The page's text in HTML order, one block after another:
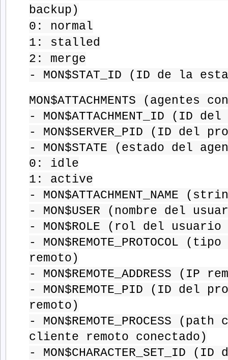
backup)
0: normal
1: stalled
2: merge
- MON$STAT_ID (ID de la
MON$ATTACHMENTS (agentes
- MON$ATTACHMENT_ID (ID
- MON$SERVER_PID (ID del
- MON$STATE (estado del
0: idle
1: active
- MON$ATTACHMENT_NAME
- MON$USER (nombre del
- MON$ROLE (rol del usuario
- MON$REMOTE_PROTOCOL
remoto)
- MON$REMOTE_ADDRESS (IP
- MON$REMOTE_PID (ID del
remoto)
- MON$REMOTE_PROCESS
cliente remoto conectado)
- MON$CHARACTER_SET_ID